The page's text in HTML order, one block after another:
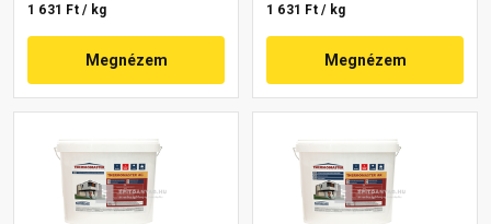
1 631 Ft / kg
Megnézem
1 631 Ft / kg
Megnézem